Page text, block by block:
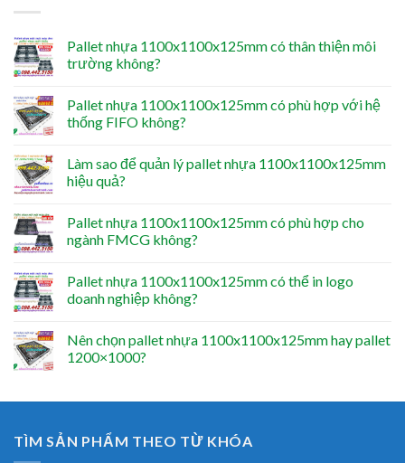
Pallet nhựa 1100x1100x125mm có thân thiện môi
trường không?
Pallet nhựa 1100x1100x125mm có phù hợp với hệ
thống FIFO không?
Làm sao để quản lý pallet nhựa 1100x1100x125mm
hiệu quả?
Pallet nhựa 1100x1100x125mm có phù hợp cho
ngành FMCG không?
Pallet nhựa 1100x1100x125mm có thể in logo
doanh nghiệp không?
Nên chọn pallet nhựa 1100x1100x125mm hay pallet
1200×1000?
TÌM SẢN PHẨM THEO TỪ KHÓA